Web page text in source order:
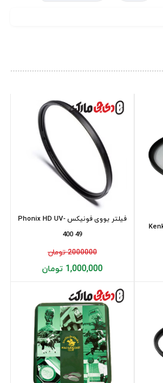
فیلتر یووی فونیکس Phonix HD UV-
400 49
2000000 تومان
1,000,000 تومان